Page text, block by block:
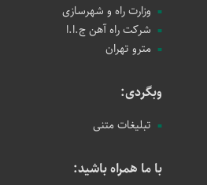
وزارت راه و شهرسازی
شرکت راه آهن ج.ا.ا
مترو تهران
وبگردی:
تبلیغات متنی
با ما همراه باشید: